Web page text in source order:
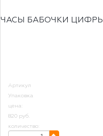
ЧАСЫ БАБОЧКИ ЦИФРЫ
Артикул
Упаковка
цена:
820 руб.
количество: